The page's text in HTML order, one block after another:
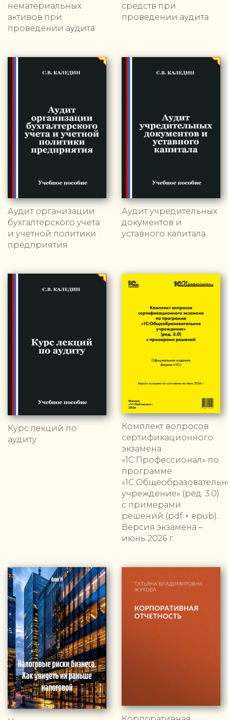
нематериальных
активов при
проведении аудита
средств при
проведении аудита
Аудит организации
бухгалтерского учета
и учетной политики
предприятия
Аудит учредительных
документов и
уставного капитала
Курс лекций по
аудиту
Комплект вопросов
сертификационного
экзамена
«1С:Профессионал» по
программе
учреждение» (ред. 3.0)
с примерами
решений (pdf + epub).
Версия экзамена –
июнь 2026 г.